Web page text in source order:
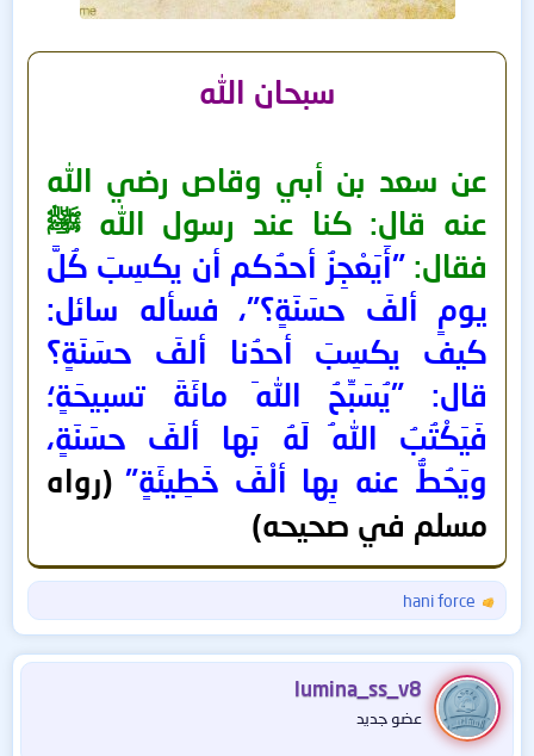
سبحان الله
عن سعد بن أبي وقاص رضي الله
عنه قال: كنا عند رسول الله ﷺ
فقال:"أَيَعْجِزُ أحدُكم أن يكسِبَ كُلَّ
يومٍ ألفَ حسَنَةٍ؟"، فسأله سائل:
كيف يكسِبَ أحدُنا ألفَ حسَنَةٍ؟
قال: "يُسَبِّحُ اللهَ مائَةَ تسبيحَةٍ؛
فَيَكْتُبُ اللهُ لَهُ بَها ألفَ حسَنَةٍ،
ويَحُطُّ عنه بِها ألْفَ خَطِيئَةٍ" (رواه
مسلم في صحيحه)
ل
ت
ف
ا
ع
hani force
lumina_ss_v8
عضو جديد